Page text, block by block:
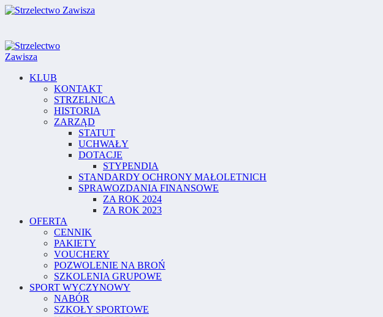
KLUB
KONTAKT
STRZELNICA
HISTORIA
ZARZĄD
STATUT
UCHWAŁY
DOTACJE
STYPENDIA
STANDARDY OCHRONY MAŁOLETNICH
SPRAWOZDANIA FINANSOWE
ZA ROK 2024
ZA ROK 2023
OFERTA
CENNIK
PAKIETY
VOUCHERY
POZWOLENIE NA BROŃ
SZKOLENIA GRUPOWE
SPORT WYCZYNOWY
NABÓR
SZKOŁY SPORTOWE